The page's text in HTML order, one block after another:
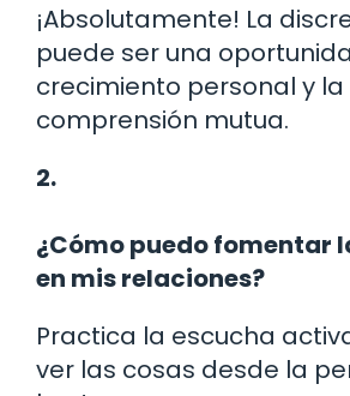
¡Absolutamente! La
puede ser una
crecimiento personal y la
comprensión mutua.
2.
¿Cómo puedo fomentar
en mis relaciones?
Practica la escucha
ver las cosas desde la